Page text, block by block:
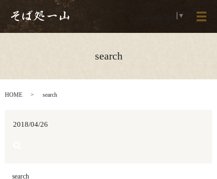
メ
▼
search
HOME search
2018/04/26
search